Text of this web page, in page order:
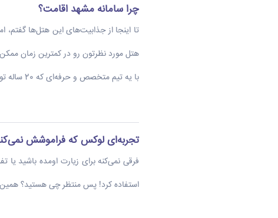
چرا سامانه مشهد اقامت؟
تا اینجا از جذابیت‌های این هتل‌ها گفتم،
هتل مورد نظرتون رو در کمترین زمان ممکن
با یه تیم متخصص و حرفه‌ای که 20 ساله تو این حوزه کار می‌کنن، خیالتون از همه چی راحت باشه. فقط کافیه چند تا کلیک کنید، و دیگه بقیه‌شو بسپارید به ما.
تجربه‌ای لوکس که فراموشش
فرقی نمی‌کنه برای زیارت اومده باشید
استفاده کرد! پس منتظر چی هستید؟ همین